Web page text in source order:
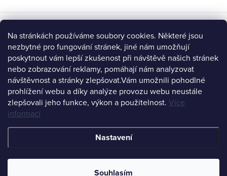
Na stránkách používáme soubory cookies. Některé jsou
nezbytné pro fungování stránek, jiné nám umožňují
poskytnout vám lepší zkušenost při návštěvě našich stránek
nebo zobrazování reklamy, pomáhají nám analyzovat
návštěvnost a stránky zlepšovat.Vám umožnili pohodlné
prohlížení webu a díky analýze provozu webu neustále
zlepšovali jeho funkce, výkon a použitelnost. Více
informací
Nastavení
Souhlasím
í
Chceš být v obraze a získat 10% slevu?
CHCI BÝT V OBRAZE
Instagram
Copyright 2026Systers Bio. Všechna práva vyhrazena.Upravit
nastavení cookies